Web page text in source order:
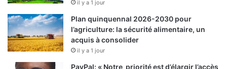
il y a 1 jour
Plan quinquennal 2026-2030 pour
l’agriculture: la sécurité alimentaire, un
acquis à consolider
il y a 1 jour
PayPal: « Notre priorité est d’élargir l’accès